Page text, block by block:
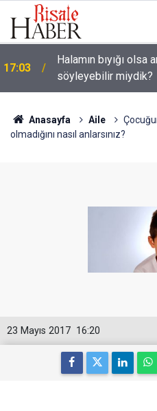
17:03
Halamın bıyığı
söyleyebilir miydik?
Anasayfa Aile
olmadığını nasıl anlarsınız?
16:20
23 Mayıs 2017